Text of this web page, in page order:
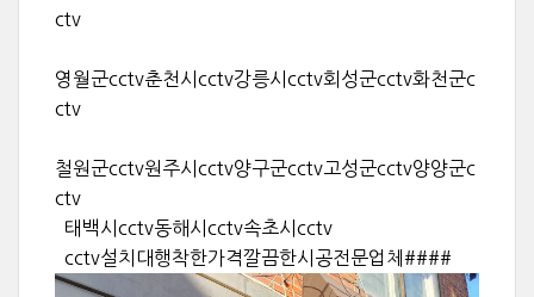
ctv
영월군cctv춘천시cctv강릉시cctv회성군cctv화천군c
ctv
철원군cctv원주시cctv양구군cctv고성군cctv양양군c
ctv
태백시cctv동해시cctv속초시cctv
cctv설치대행착한가격깔끔한시공전문업체####